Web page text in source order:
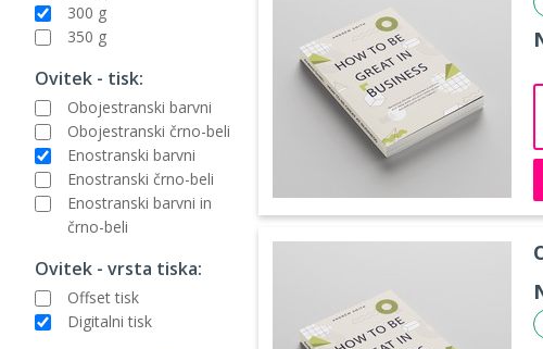
300 g
350 g
Ovitek - tisk:
Obojestranski barvni
Obojestranski črno-beli
Enostranski barvni
Enostranski črno-beli
Enostranski barvni in
črno-beli
Ovitek - vrsta tiska:
Offset tisk
Digitalni tisk